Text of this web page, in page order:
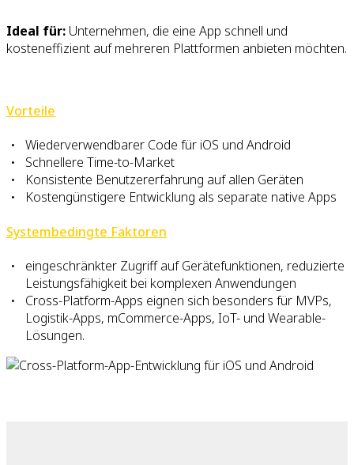
Ideal für: Unternehmen, die eine App schnell und
kosteneffizient auf mehreren Plattformen anbieten möchten.
Vorteile
Wiederverwendbarer Code für iOS und Android
Schnellere Time-to-Market
Konsistente Benutzererfahrung auf allen Geräten
Kostengünstigere Entwicklung als separate native Apps
Systembedingte Faktoren
eingeschränkter Zugriff auf Gerätefunktionen, reduzierte
Leistungsfähigkeit bei komplexen Anwendungen
Cross-Platform-Apps eignen sich besonders für MVPs,
Logistik-Apps, mCommerce-Apps, IoT- und Wearable-
Lösungen.